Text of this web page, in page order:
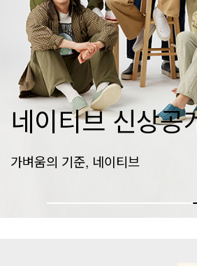
딜리
딜리로 하루를 편안하게